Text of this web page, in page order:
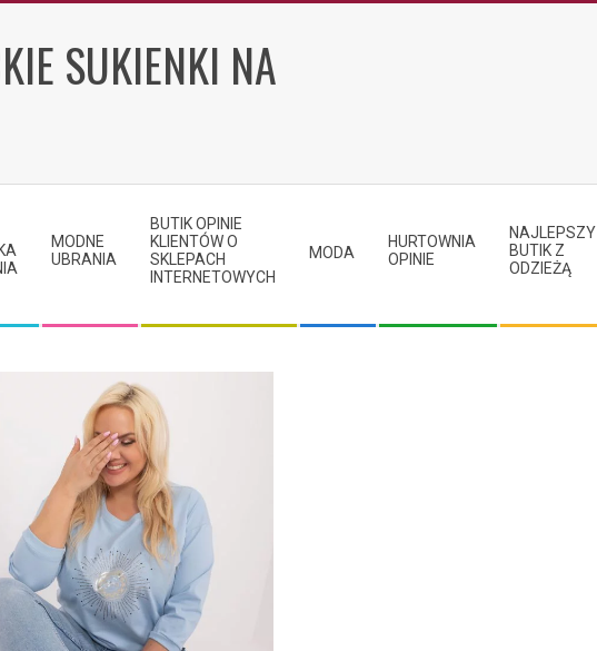
SUKIENKI NA
MODNE
UBRANIA
BUTIK OPINIE
KLIENTÓW O
SKLEPACH
INTERNETOWYCH
MODA
HURTOWNIA
OPINIE
NAJLEPSZY
BUTIK Z
ODZIEŻĄ